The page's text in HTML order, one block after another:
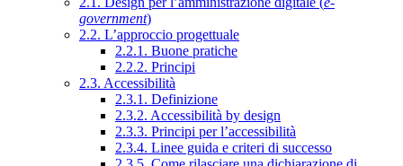
government)
2.2. L’approccio progettuale
2.2.1. Buone pratiche
2.2.2. Principi
2.3. Accessibilità
2.3.1. Definizione
2.3.2. Accessibilità by design
2.3.3. Principi per l’accessibilità
2.3.4. Linee guida e criteri di successo